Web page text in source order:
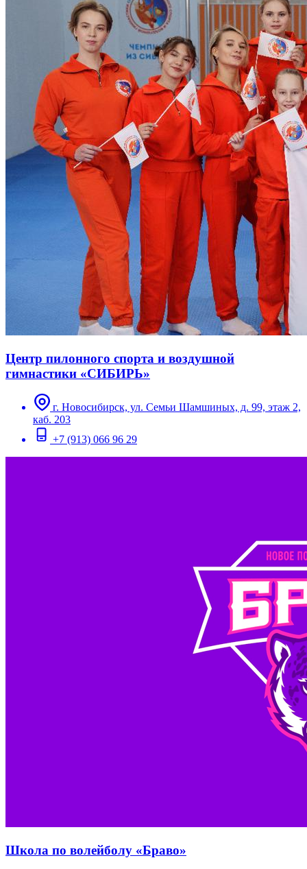
Центр пилонного спорта и воздушной
гимнастики «СИБИРЬ»
г. Новосибирск, ул. Семьи Шамшиных, д. 99, этаж 2,
каб. 203
+7 (913) 066 96 29
Школа по волейболу «Браво»